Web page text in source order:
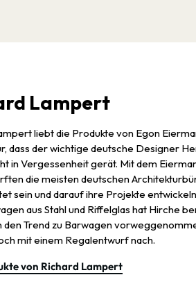
Lampert
liebt die Produkte von Egon
dass der wichtige deutsche Designer
in Vergessenheit gerät. Mit dem
die meisten deutschen
sein und darauf ihre Projekte
aus Stahl und Riffelglas hat Hirche
den Trend zu Barwagen
mit einem Regalentwurf nach.
von Richard Lampert